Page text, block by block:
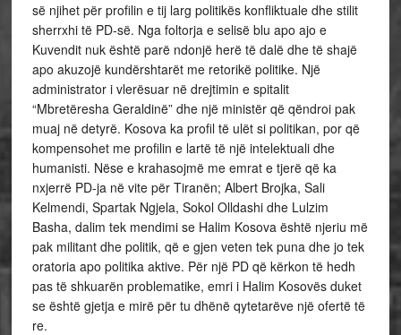
së njihet për profilin e tij larg politikës konfliktuale dhe stilit
sherrxhi të PD-së. Nga foltorja e selisë blu apo ajo e
Kuvendit nuk është parë ndonjë herë të dalë dhe të shajë
apo akuzojë kundërshtarët me retorikë politike. Një
administrator i vlerësuar në drejtimin e spitalit
“Mbretëresha Geraldinë” dhe një ministër që qëndroi pak
muaj në detyrë. Kosova ka profil të ulët si politikan, por që
kompensohet me profilin e lartë të një intelektuali dhe
humanisti. Nëse e krahasojmë me emrat e tjerë që ka
nxjerrë PD-ja në vite për Tiranën; Albert Brojka, Sali
Kelmendi, Spartak Ngjela, Sokol Olldashi dhe Lulzim
Basha, dalim tek mendimi se Halim Kosova është njeriu më
pak militant dhe politik, që e gjen veten tek puna dhe jo tek
oratoria apo politika aktive. Për një PD që kërkon të hedh
pas të shkuarën problematike, emri i Halim Kosovës duket
se është gjetja e mirë për tu dhënë qytetarëve një ofertë të
re.